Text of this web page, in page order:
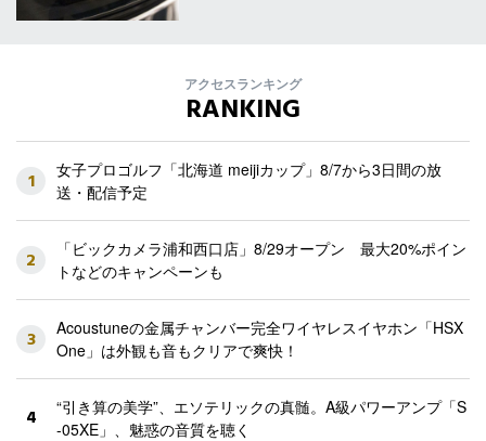
アクセスランキング
RANKING
1
女子プロゴルフ「北海道 meijiカップ」8/7から3日間の放
送・配信予定
2
「ビックカメラ浦和西口店」8/29オープン 最大20%ポイン
トなどのキャンペーンも
3
Acoustuneの金属チャンバー完全ワイヤレスイヤホン「HSX
One」は外観も音もクリアで爽快！
4
“引き算の美学”、エソテリックの真髄。A級パワーアンプ「S
-05XE」、魅惑の音質を聴く